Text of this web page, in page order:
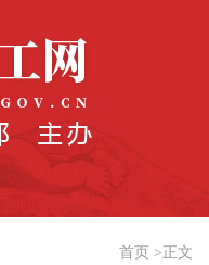
首页 > 正文